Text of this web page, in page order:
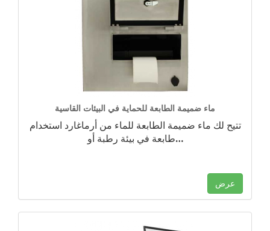
ماء ضميمة الطابعة للحماية في البيئات القاسية
تتيح لك ماء ضميمة الطابعة للماء من أرماغارد استخدام
طابعة في بيئة رطبة أو…
عرض